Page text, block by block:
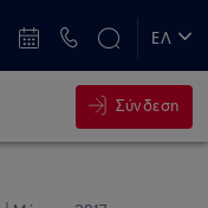
ΕΛ
Σύνδεση